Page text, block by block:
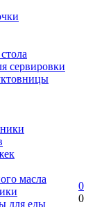
сервировки
масла
для еды
0
0